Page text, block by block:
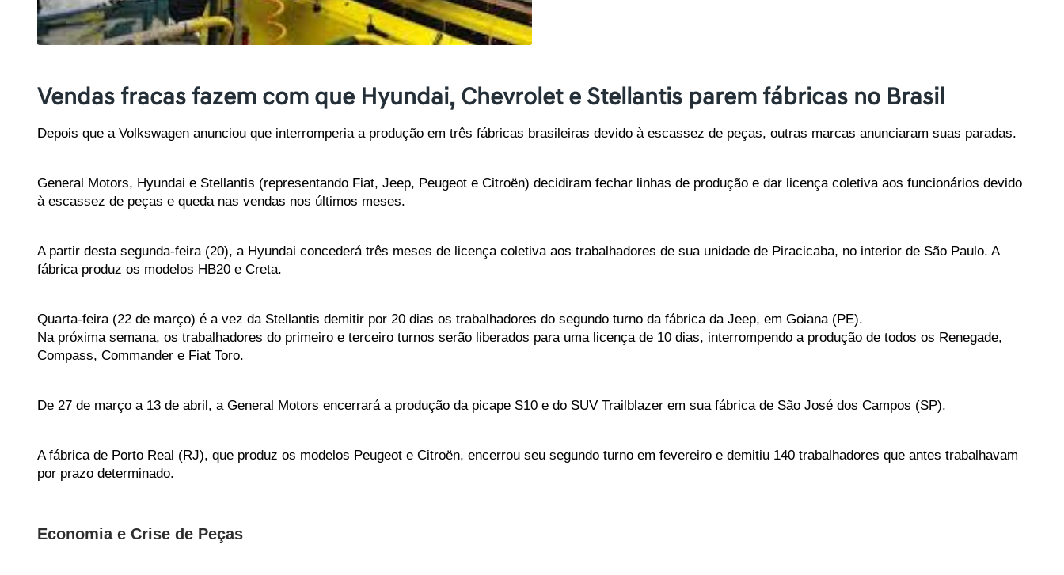
Vendas fracas fazem com que Hyundai, Chevrolet e Stellantis parem fábricas no Brasil
Depois que a Volkswagen anunciou que interromperia a produção em três fábricas brasileiras devido à escassez de peças, outras marcas anunciaram suas paradas.
General Motors, Hyundai e Stellantis (representando Fiat, Jeep, Peugeot e Citroën) decidiram fechar linhas de produção e dar licença coletiva aos funcionários devido
à escassez de peças e queda nas vendas nos últimos meses.
A partir desta segunda-feira (20), a Hyundai concederá três meses de licença coletiva aos trabalhadores de sua unidade de Piracicaba, no interior de São Paulo. A
fábrica produz os modelos HB20 e Creta.
Quarta-feira (22 de março) é a vez da Stellantis demitir por 20 dias os trabalhadores do segundo turno da fábrica da Jeep, em Goiana (PE).
Na próxima semana, os trabalhadores do primeiro e terceiro turnos serão liberados para uma licença de 10 dias, interrompendo a produção de todos os Renegade,
Compass, Commander e Fiat Toro.
De 27 de março a 13 de abril, a General Motors encerrará a produção da picape S10 e do SUV Trailblazer em sua fábrica de São José dos Campos (SP).
A fábrica de Porto Real (RJ), que produz os modelos Peugeot e Citroën, encerrou seu segundo turno em fevereiro e demitiu 140 trabalhadores que antes trabalhavam
por prazo determinado.
Economia e Crise de Peças